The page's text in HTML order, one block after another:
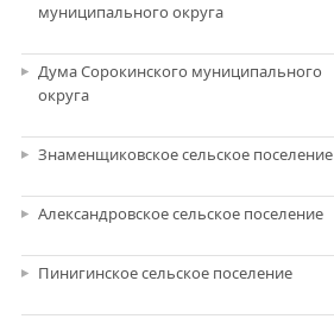
муниципального округа
Дума Сорокинского муниципального
округа
Знаменщиковское сельское поселение
Александровское сельское поселение
Пинигинское сельское поселение